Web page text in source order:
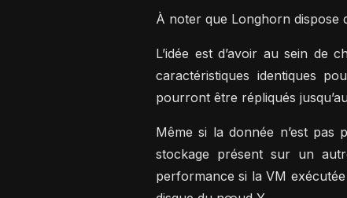
À noter que Longhorn dispose
L’idée est d’avoir au sein de
caractéristiques identiques
pourront être répliqués
Même si la donnée n’est pas
stockage présent sur un
performance si la VM